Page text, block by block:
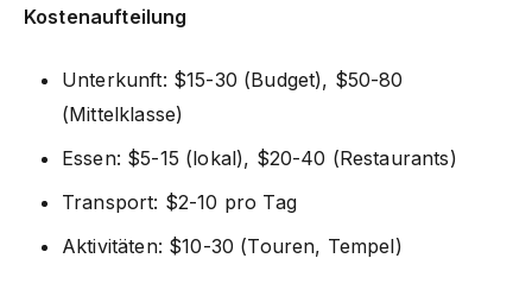
Kostenaufteilung
Unterkunft: $15-30 (Budget), $50-80
(Mittelklasse)
Essen: $5-15 (lokal), $20-40 (Restaurants)
Transport: $2-10 pro Tag
Aktivitäten: $10-30 (Touren, Tempel)